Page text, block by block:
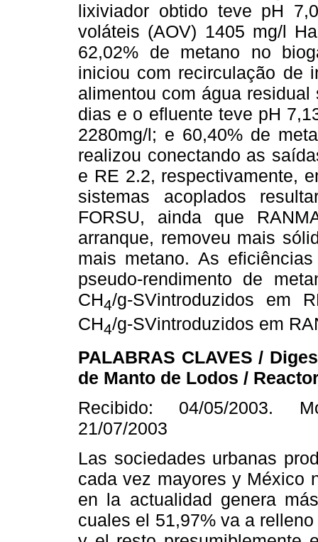
lixiviador obtido teve pH
voláteis (AOV) 1405 mg/l
62,02% de metano no
iniciou com recirculação de
alimentou com água
dias e o efluente teve pH
2280mg/l; e 60,40% de
realizou conectando as
e RE 2.2, respectivamente,
sistemas acoplados
FORSU, ainda que
arranque, removeu mais
mais metano. As
pseudo-rendimento de
CH4/g-SVintroduzidos em
CH4/g-SVintroduzidos em
PALABRAS CLAVES /
de Manto de Lodos /
Recibido: 04/05/2003.
21/07/2003
Las sociedades urbanas
cada vez mayores y México
en la actualidad genera
cuales el 51,97% va a